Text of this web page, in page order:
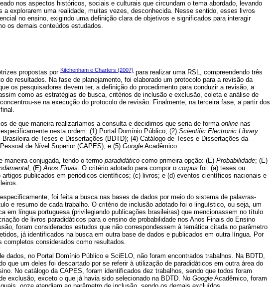
nos aspectos históricos, sociais e culturais que circundam o tema abordado, levando
a explorarem uma realidade, muitas vezes, desconhecida. Nesse sentido, esses livros
no ensino, exigindo uma definição clara de objetivos e significados para interagir
os demais conteúdos estudados.
propostas por Kitchenham e Charters (2007) para realizar uma RSL, compreendendo três
de resultados. Na fase de planejamento, foi elaborado um protocolo para a revisão da
os pesquisadores devem ter, a definição do procedimento para conduzir a revisão, a
como as estratégias de busca, critérios de inclusão e exclusão, coleta e análise de
se na execução do protocolo de revisão. Finalmente, na terceira fase, a partir dos
de que maneira realizaríamos a consulta e decidimos que seria de formaonline nas
nesta ordem: (1) Portal Domínio Público; (2) Scientific Electronic Library
de Teses e Dissertações (BDTD); (4) Catálogo de Teses e Dissertações da
de Nível Superior (CAPES); e (5) Google Acadêmico.
maneira conjugada, tendo o termo paradidático como primeira opção: (E) Probabilidade; (E)
; (E) Anos Finais . O critério adotado para compor o corpus foi: (a) teses ou
publicados em periódicos científicos; (c) livros; e (d) eventos científicos nacionais e
foi feita a busca nas bases de dados por meio do sistema de palavras-
e resumo de cada trabalho. O critério de inclusão adotado foi o linguístico, ou seja, um
em língua portuguesa (privilegiando publicações brasileiras) que mencionassem no título
de livros paradidáticos para o ensino de probabilidade nos Anos Finais do Ensino
foram considerados estudos que não correspondessem à temática citada no parâmetro
já identificados na busca em outra base de dados e publicados em outra língua. Por
considerados como resultados.
dados, no Portal Domínio Público e SciELO, não foram encontrados trabalhos. Na BDTD,
que um deles foi descartado por se referir à utilização de paradidáticos em outra área do
No catálogo da CAPES, foram identificados dez trabalhos, sendo que todos foram
exclusão, exceto o que já havia sido selecionado na BDTD. No Google Acadêmico, foram